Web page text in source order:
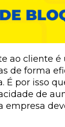
ao cliente é
de forma
É por isso
de
empresa